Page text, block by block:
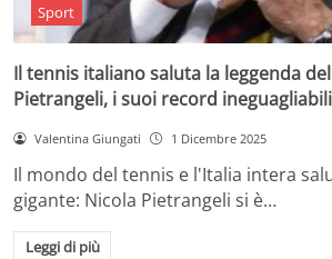
Sport
Il tennis italiano saluta la leggenda
Pietrangeli, i suoi record ineguagliabili
Valentina Giungati 1 Dicembre 2025
Il mondo del tennis e l'Italia intera
gigante: Nicola Pietrangeli si è…
Leggi di più